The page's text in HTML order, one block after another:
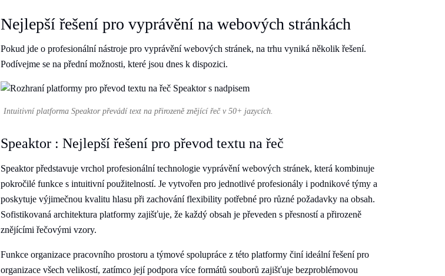
Nejlepší řešení pro vyprávění na webových stránkách
Pokud jde o profesionální nástroje pro vyprávění webových stránek, na trhu vyniká několik řešení.
Podívejme se na přední možnosti, které jsou dnes k dispozici.
Intuitivní platforma Speaktor převádí text na přirozeně znějící řeč v 50+ jazycích.
Speaktor : Nejlepší řešení pro převod textu na řeč
Speaktor představuje vrchol profesionální technologie vyprávění webových stránek, která kombinuje
pokročilé funkce s intuitivní použitelností. Je vytvořen pro jednotlivé profesionály i podnikové týmy a
poskytuje výjimečnou kvalitu hlasu při zachování flexibility potřebné pro různé požadavky na obsah.
Sofistikovaná architektura platformy zajišťuje, že každý obsah je převeden s přesností a přirozeně
znějícími řečovými vzory.
Funkce organizace pracovního prostoru a týmové spolupráce z této platformy činí ideální řešení pro
organizace všech velikostí, zatímco její podpora více formátů souborů zajišťuje bezproblémovou